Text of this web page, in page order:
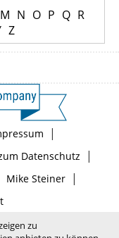
M N O P Q R
Z
|
Datenschutz |
Mike Steiner|
zu